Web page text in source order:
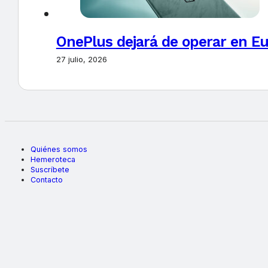
OnePlus dejará de operar en
27 julio, 2026
Quiénes somos
Hemeroteca
Suscríbete
Contacto